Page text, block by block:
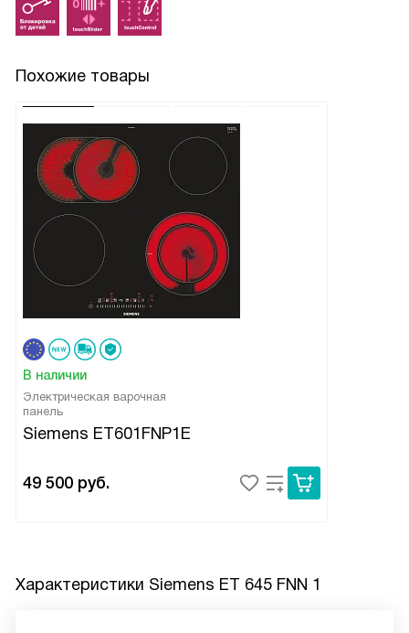
Похожие товары
В наличии
Электрическая варочная
панель
Siemens ET601FNP1E
49 500 руб.
Характеристики Siemens ET 645 FNN 1